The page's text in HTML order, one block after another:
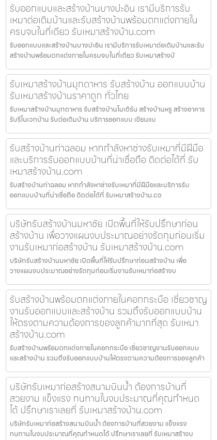
รับออกแบบและสร้างบ้านบางปะอิน เรามีบริการรับ
เหมาต่อเติมบ้านและรับสร้างบ้านพร้อมตกแต่งภายใน
ครบจบในที่เดียว รับเหมาสร้างบ้าน.com
รับออกแบบและสร้างบ้านบางปะอิน เรามีบริการรับเหมาต่อเติมบ้านและรับ
สร้างบ้านพร้อมตกแต่งภายในครบจบในที่เดียว รับเหมาสร้างบ้
รับเหมาสร้างบ้านมุกดาหาร รับสร้างบ้าน ออกแบบบ้าน
รับเหมาสร้างบ้านราคาถูก ทั่วไทย
รับเหมาสร้างบ้านมุกดาหาร รับสร้างบ้านโมเดิร์น สร้างบ้านหรู สร้างอาคาร
รับรีโนเวทบ้าน รับต่อเติมบ้าน บริการออกแบบ เขียนแบ
รับสร้างบ้านท่าฉลอม หากกำลังหาช่างรับเหมาที่มีฝีมือ
และบริการรับออกแบบบ้านที่น่าเชื่อถือ ติดต่อได้ที่ รับ
เหมาสร้างบ้าน.com
รับสร้างบ้านท่าฉลอม หากกำลังหาช่างรับเหมาที่มีฝีมือและบริการรับ
ออกแบบบ้านที่น่าเชื่อถือ ติดต่อได้ที่ รับเหมาสร้างบ้าน.co
บริษัทรับสร้างบ้านมหาชัย เปิดพื้นที่ให้รับปรึกษาก่อน
สร้างบ้าน เพื่อวางแผนงบประมาณอย่างรัดกุมก่อนเริ่ม
งานรับเหมาก่อสร้างบ้าน รับเหมาสร้างบ้าน.com
บริษัทรับสร้างบ้านมหาชัย เปิดพื้นที่ให้รับปรึกษาก่อนสร้างบ้าน เพื่อ
วางแผนงบประมาณอย่างรัดกุมก่อนเริ่มงานรับเหมาก่อสร้างบ
รับสร้างบ้านพร้อมตกแต่งภายในคอกกระบือ เชี่ยวชาญ
งานรับออกแบบและสร้างบ้าน รวมถึงรับออกแบบบ้าน
ให้ตรงตามความต้องการของลูกค้ามากที่สุด รับเหมา
สร้างบ้าน.com
รับสร้างบ้านพร้อมตกแต่งภายในคอกกระบือ เชี่ยวชาญงานรับออกแบบ
และสร้างบ้าน รวมถึงรับออกแบบบ้านให้ตรงตามความต้องการของลูกค้า
บริษัทรับเหมาก่อสร้างสนามบินน้ำ ต้องการบ้านที่
สวยงาม แข็งแรง ทนทานในงบประมาณที่คุณกำหนด
ได้ ปรึกษาเราเลยที่ รับเหมาสร้างบ้าน.com
บริษัทรับเหมาก่อสร้างสนามบินน้ำ ต้องการบ้านที่สวยงาม แข็งแรง
ทนทานในงบประมาณที่คุณกำหนดได้ ปรึกษาเราเลยที่ รับเหมาสร้างบ